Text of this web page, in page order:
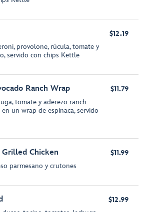
provolone, rúcula, tomate y
servido con chips Kettle
$12.19
Ranch Wrap
tomate y aderezo ranch
un wrap de espinaca, servido
$11.79
Grilled Chicken
parmesano y crutones
$11.99
$12.99